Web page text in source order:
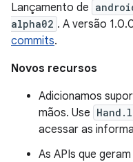
Lançamento de
alpha02 . A versão
commits.
Novos recursos
Adicionamos
mãos. Use
acessar as
As APIs que